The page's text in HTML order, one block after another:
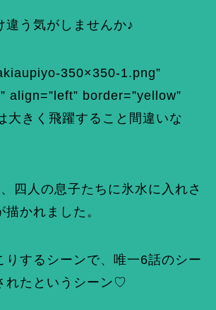
違う気がしませんか♪
350×350-1.png”
align=”left” border=”yellow”
大きく飛躍すること間違いな
四人の息子たちに氷水に入れさ
かれました。
りするシーンで、唯一6話のシー
れたというシーン♡